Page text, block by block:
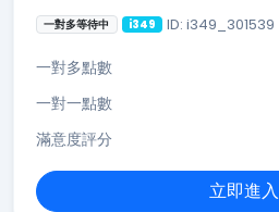
一對多等待中 i349 ID: i349_301539
一對多點數
一對一點數
滿意度評分
立即進入